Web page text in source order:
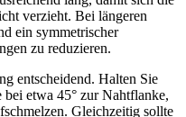
verzieht. Bei längeren
ein symmetrischer
zu reduzieren.
entscheidend. Halten Sie
etwa 45° zur Nahtflanke,
Gleichzeitig sollte